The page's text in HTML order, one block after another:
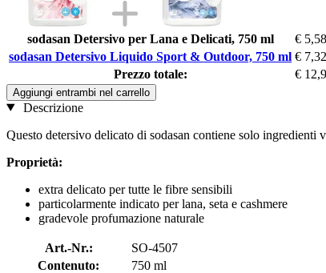
sodasan Detersivo per Lana e Delicati, 750 ml € 5,58
sodasan Detersivo Liquido Sport & Outdoor, 750 ml € 7,32
Prezzo totale:
€
Aggiungi entrambi nel carrello
Descrizione
Questo detersivo delicato di sodasan contiene solo
Proprietà:
extra delicato per tutte le fibre sensibili
particolarmente indicato per lana, seta e cashmere
gradevole profumazione naturale
Art.-Nr.:
SO-4507
Contenuto:
750 ml